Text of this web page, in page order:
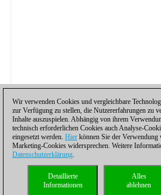
Wir verwenden Cookies und vergleichbare
zur Verfügung zu stellen, die Nutzererfahrungen zu
Inhalte auszuspielen. Abhängig von ihrem
technisch erforderlichen Cookies auch Analyse-
eingesetzt werden. Hier können Sie der
Marketing-Cookies widersprechen. Weitere
Datenschutzerklärung.
Alles
ablehnen
Detaillierte
Informationen